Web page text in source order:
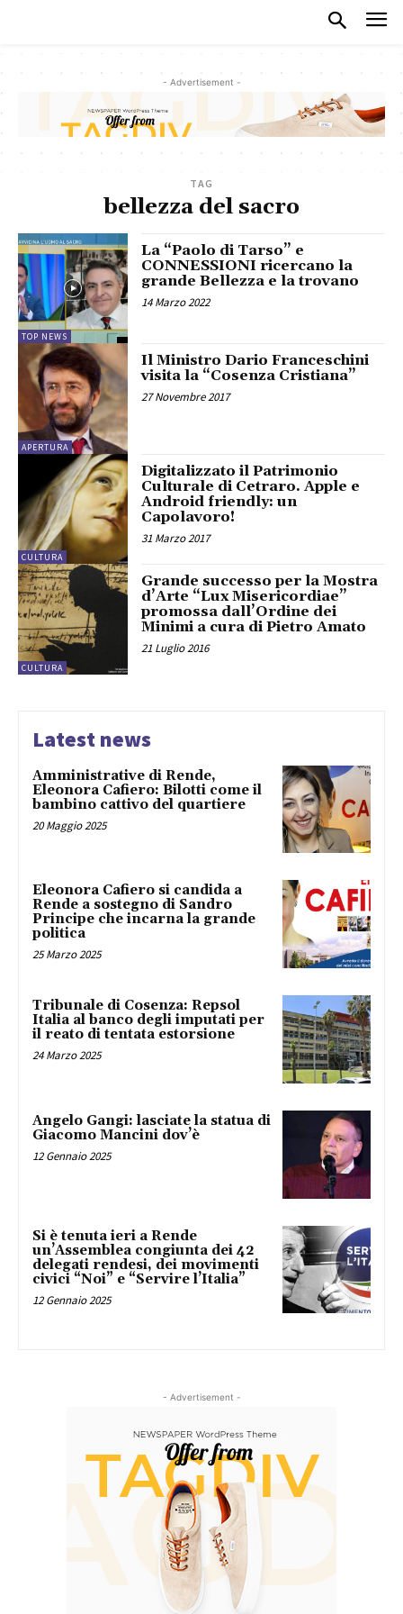
- Advertisement -
TAG
bellezza del sacro
TOP NEWS
La “Paolo di Tarso” e
CONNESSIONI ricercano la
grande Bellezza e la trovano
14 Marzo 2022
APERTURA
Il Ministro Dario Franceschini
visita la “Cosenza Cristiana”
27 Novembre 2017
CULTURA
Digitalizzato il Patrimonio
Culturale di Cetraro. Apple e
Android friendly: un
Capolavoro!
31 Marzo 2017
CULTURA
Grande successo per la Mostra
d’Arte “Lux Misericordiae”
promossa dall’Ordine dei
Minimi a cura di Pietro Amato
21 Luglio 2016
Latest news
Amministrative di Rende,
Eleonora Cafiero: Bilotti come il
bambino cattivo del quartiere
20 Maggio 2025
Eleonora Cafiero si candida a
Rende a sostegno di Sandro
Principe che incarna la grande
politica
25 Marzo 2025
Tribunale di Cosenza: Repsol
Italia al banco degli imputati per
il reato di tentata estorsione
24 Marzo 2025
Angelo Gangi: lasciate la statua di
Giacomo Mancini dov’è
12 Gennaio 2025
Si è tenuta ieri a Rende
un’Assemblea congiunta dei 42
delegati rendesi, dei movimenti
civici “Noi” e “Servire l’Italia”
12 Gennaio 2025
- Advertisement -